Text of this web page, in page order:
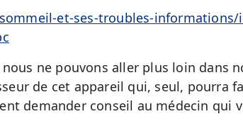
et-ses-troubles-informations/
ne pouvons aller plus loin dans
de cet appareil qui, seul, pourra
demander conseil au médecin qui